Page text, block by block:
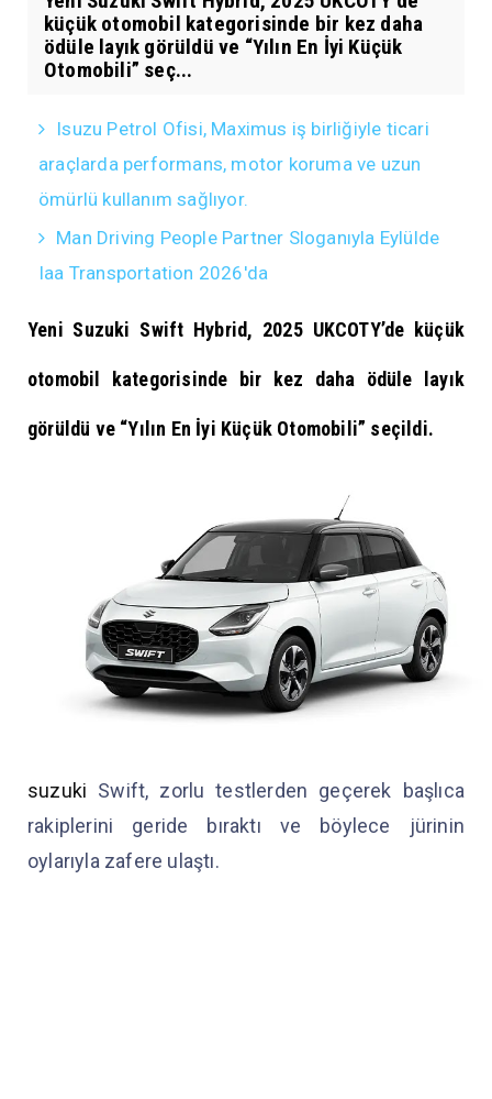
küçük otomobil kategorisinde bir kez daha
ödüle layık görüldü ve “Yılın En İyi Küçük
Otomobili” seç...
Isuzu Petrol Ofisi, Maximus iş birliğiyle ticari
araçlarda performans, motor koruma ve uzun
ömürlü kullanım sağlıyor.
Man Driving People Partner Sloganıyla Eylülde
Iaa Transportation 2026'da
Yeni Suzuki Swift Hybrid, 2025 UKCOTY’de küçük
otomobil kategorisinde bir kez daha ödüle layık
görüldü ve “Yılın En İyi Küçük Otomobili” seçildi.
suzuki Swift, zorlu testlerden geçerek başlıca
rakiplerini geride bıraktı ve böylece jürinin
oylarıyla zafere ulaştı.